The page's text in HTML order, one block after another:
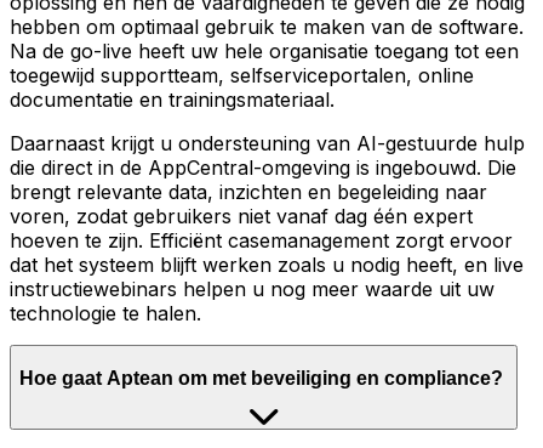
hebben om optimaal gebruik te maken van de software.
Na de go-live heeft uw hele organisatie toegang tot een
toegewijd supportteam, selfserviceportalen, online
documentatie en trainingsmateriaal.
Daarnaast krijgt u ondersteuning van AI-gestuurde hulp
die direct in de AppCentral-omgeving is ingebouwd. Die
brengt relevante data, inzichten en begeleiding naar
voren, zodat gebruikers niet vanaf dag één expert
hoeven te zijn. Efficiënt casemanagement zorgt ervoor
dat het systeem blijft werken zoals u nodig heeft, en live
instructiewebinars helpen u nog meer waarde uit uw
technologie te halen.
Hoe gaat Aptean om met beveiliging en compliance?